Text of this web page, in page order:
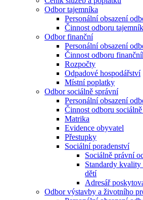
Odbor tajemníka
Personální obsazení
Činnost odboru
Odbor finanční
Personální obsazení
Činnost odboru
Rozpočty
Odpadové hospodářství
Místní poplatky
Odbor sociálně správní
Personální obsazení
Činnost odboru
Matrika
Evidence obyvatel
Přestupky
Sociální poradenství
Sociálně právní
Standardy
dětí
Adresář
Odbor výstavby a životního